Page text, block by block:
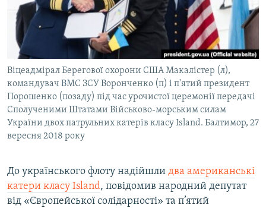
ВІДЕОУРОКИ «ELIFBE»
СВІДЧЕННЯ ОКУПАЦІЇ
УКРАЇНСЬКА ПРОБЛЕМА КРИМУ
ІНФОГРАФІКА
Русский
Qırımtatar
ДОЛУЧАЙСЯ!
Усі сайти RFE/RL
Віцеадмірал Берегової охорони США Макалістер (л),
командувач ВМС ЗСУ Воронченко (п) і п'ятий президент
Порошенко (позаду) під час урочистої церемонії передачі
Сполученими Штатами Військово-морським силам
України двох патрульних катерів класу Island. Балтимор, 27
вересня 2018 року
До українського флоту надійшли два американські
катери класу Island, повідомив народний депутат
від «Європейської солідарності» та п’ятий